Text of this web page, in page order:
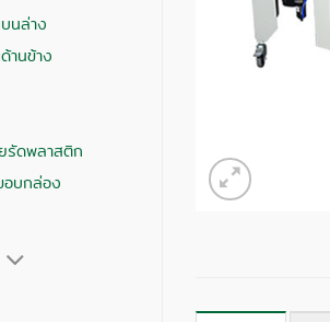
นล่าง
านข้าง
รัดพลาสติก
อบกล่อง